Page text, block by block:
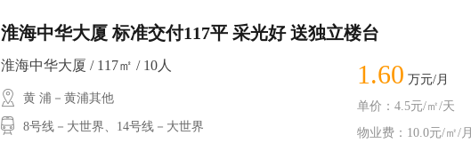
淮海中华大厦 标准交付117平 采光好 送独立楼台
淮海中华大厦 / 117㎡ / 10人
黄 浦－黄浦其他
8号线－大世界、14号线－大世界
1.60 万元/月
单价：4.5元/㎡/天
物业费：10.0元/㎡/月